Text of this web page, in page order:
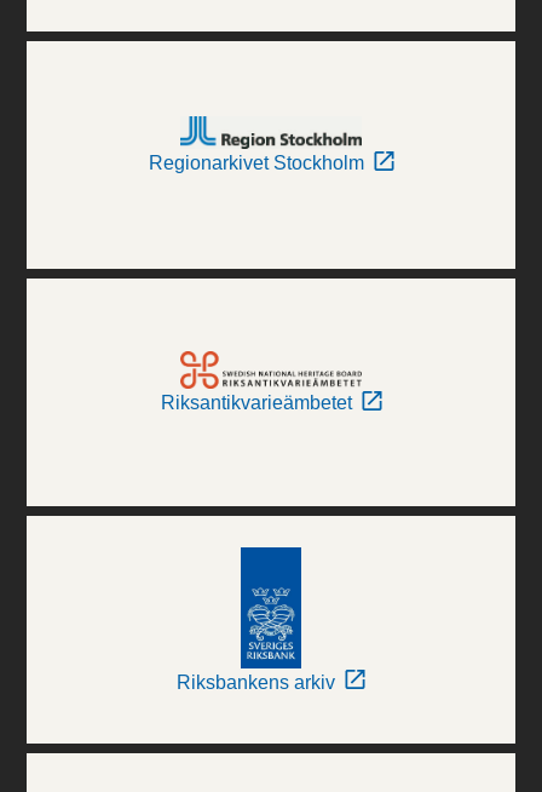
Regionarkivet Stockholm
Riksantikvarieämbetet
Riksbankens arkiv